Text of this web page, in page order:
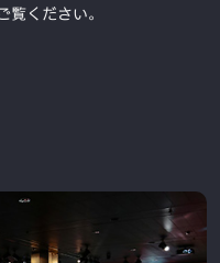
ください。